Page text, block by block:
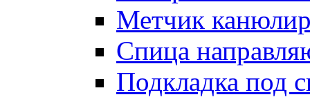
Метчик
Спица
Подкладка под